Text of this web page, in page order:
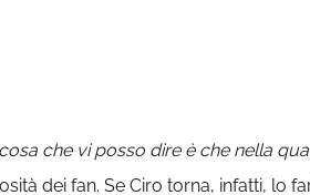
che vi posso dire è che nella
dei fan. Se Ciro torna, infatti, lo